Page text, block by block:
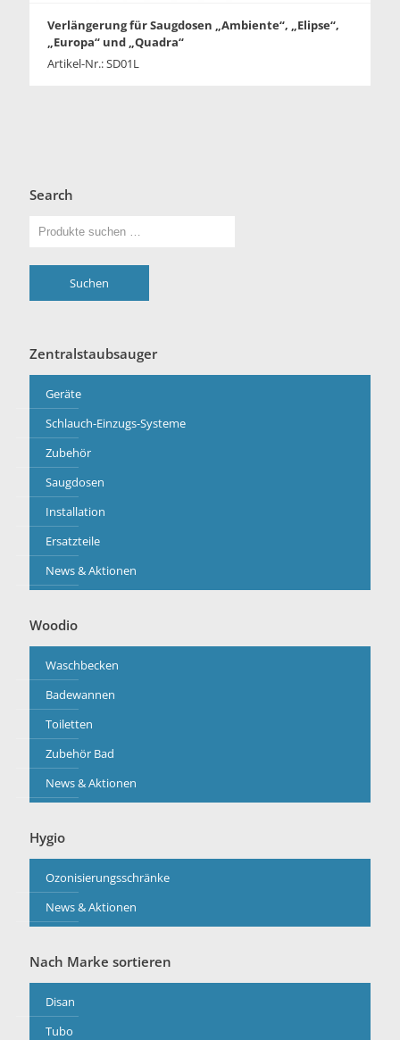
Verlängerung für Saugdosen „Ambiente“, „Elipse“,
„Europa“ und „Quadra“
Artikel-Nr.: SD01L
Search
Suchen
Zentralstaubsauger
Geräte
Schlauch-Einzugs-Systeme
Zubehör
Saugdosen
Installation
Ersatzteile
News & Aktionen
Woodio
Waschbecken
Badewannen
Toiletten
Zubehör Bad
News & Aktionen
Hygio
Ozonisierungsschränke
News & Aktionen
Nach Marke sortieren
Disan
Tubo